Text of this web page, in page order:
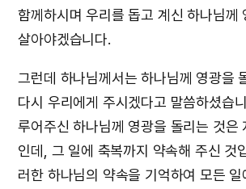
함께하시며 우리를 돕고 계신 하나님께
살아야겠습니다.
그런데 하나님께서는 하나님께 영광을
다시 우리에게 주시겠다고 말씀하셨습
루어주신 하나님께 영광을 돌리는 것은
인데, 그 일에 축복까지 약속해 주신 것
러한 하나님의 약속을 기억하여 모든